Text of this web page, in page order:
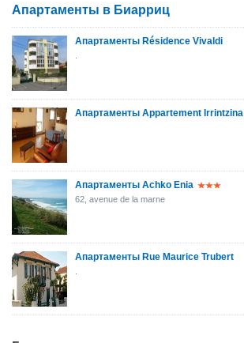
Апартаменты в Биарриц
Апартаменты Résidence Vivaldi
Апартаменты Appartement Irrintzina
Апартаменты Achko Enia
62, avenue de la marne
Апартаменты Rue Maurice Trubert